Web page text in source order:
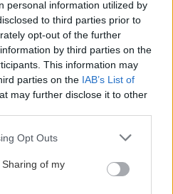
personal information utilized by
to third parties prior to
opt-out of the further
by third parties on the
This information may
parties on the IAB’s List of
may further disclose it to other
app uses one or more Google
behaviour. You may click to
and its third-party tags to
Opt Outs
of my
Trvalky, ktoré znesú